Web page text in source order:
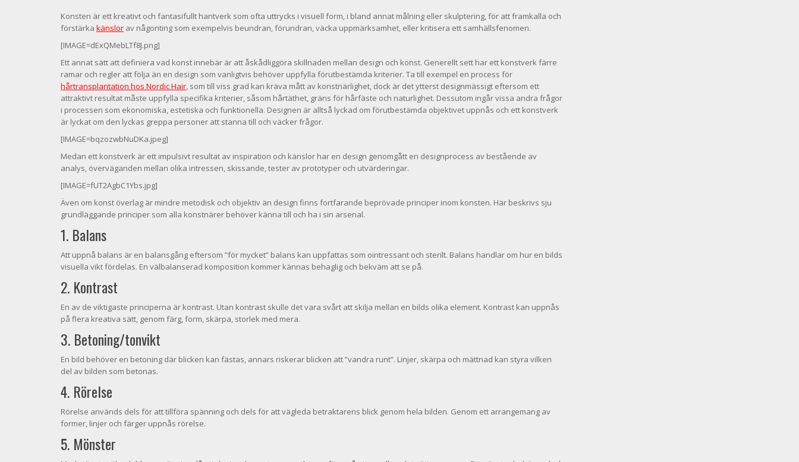
Konsten är ett kreativt och fantasifullt hantverk som ofta uttrycks i visuell form, i bland annat målning eller skulptering, för att framkalla och
förstärka känslor av någonting som exempelvis beundran, förundran, väcka uppmärksamhet, eller kritisera ett samhällsfenomen.
[IMAGE=dExQMebLTf8J.png]
Ett annat sätt att definiera vad konst innebär är att åskådliggöra skillnaden mellan design och konst. Generellt sett har ett konstverk färre
ramar och regler att följa än en design som vanligtvis behöver uppfylla förutbestämda kriterier. Ta till exempel en process för
hårtransplantation hos Nordic Hair, som till viss grad kan kräva mått av konstnärlighet, dock är det ytterst designmässigt eftersom ett
attraktivt resultat måste uppfylla specifika kriterier, såsom hårtäthet, gräns för hårfäste och naturlighet. Dessutom ingår vissa andra frågor
i processen som ekonomiska, estetiska och funktionella. Designen är alltså lyckad om förutbestämda objektivet uppnås och ett konstverk
är lyckat om den lyckas greppa personer att stanna till och väcker frågor.
[IMAGE=bqzozwbNuDKa.jpeg]
Medan ett konstverk är ett impulsivt resultat av inspiration och känslor har en design genomgått en designprocess av bestående av
analys, överväganden mellan olika intressen, skissande, tester av prototyper och utvärderingar.
[IMAGE=fUT2AgbC1Ybs.jpg]
Även om konst överlag är mindre metodisk och objektiv än design finns fortfarande beprövade principer inom konsten. Här beskrivs sju
grundläggande principer som alla konstnärer behöver känna till och ha i sin arsenal.
1. Balans
Att uppnå balans är en balansgång eftersom ”för mycket” balans kan uppfattas som ointressant och sterilt. Balans handlar om hur en bilds
visuella vikt fördelas. En välbalanserad komposition kommer kännas behaglig och bekväm att se på.
2. Kontrast
En av de viktigaste principerna är kontrast. Utan kontrast skulle det vara svårt att skilja mellan en bilds olika element. Kontrast kan uppnås
på flera kreativa sätt, genom färg, form, skärpa, storlek med mera.
3. Betoning/tonvikt
En bild behöver en betoning där blicken kan fästas, annars riskerar blicken att ”vandra runt”. Linjer, skärpa och mättnad kan styra vilken
del av bilden som betonas.
4. Rörelse
Rörelse används dels för att tillföra spänning och dels för att vägleda betraktarens blick genom hela bilden. Genom ett arrangemang av
former, linjer och färger uppnås rörelse.
5. Mönster